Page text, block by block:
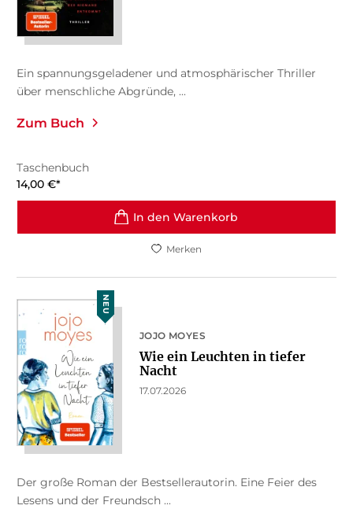
Ein spannungsgeladener und atmosphärischer Thriller
über menschliche Abgründe, ...
Zum Buch
Taschenbuch
14,00 €*
In den Warenkorb
Merken
NEU
JOJO MOYES
Wie ein Leuchten in tiefer
Nacht
17.07.2026
Der große Roman der Bestsellerautorin. Eine Feier des
Lesens und der Freundsch ...